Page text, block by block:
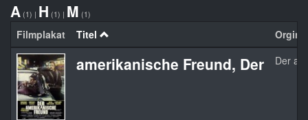
A (1) | H (1) | M (1)
Filmplakat Titel
amerikanische Freund, Der Der